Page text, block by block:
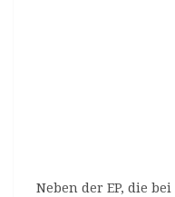
Neben der EP, die bei